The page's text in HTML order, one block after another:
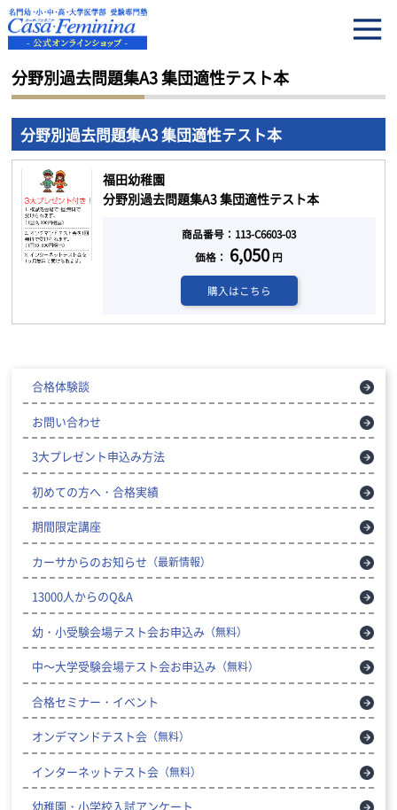
HOME 分野別過去問題集A3 集団適性テスト本
分野別過去問題集A3 集団適性テスト本
分野別過去問題集A3 集団適性テスト本
福田幼稚園
分野別過去問題集A3 集団適性テスト本
商品番号：113-C6603-03
価格： 6,050円
購入はこちら
合格体験談
お問い合わせ
3大プレゼント申込み方法
初めての方へ・合格実績
期間限定講座
カーサからのお知らせ （最新情報）
13000人からのQ&A
幼・小受験会場テスト会お申込み （無料）
中～大学受験会場テスト会お申込み （無料）
合格セミナー・イベント
オンデマンドテスト会 （無料）
インターネットテスト会 （無料）
幼稚園・小学校入試アンケート